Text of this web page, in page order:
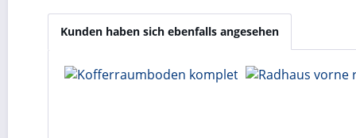
Kunden haben sich ebenfalls angesehen